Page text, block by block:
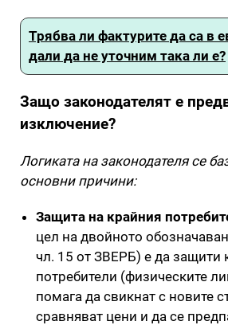
Трябва ли фактурите да са в
дали да не уточним така ли е?
Защо законодателят е
изключение?
Логиката на законодателя се
основни причини:
Защита на крайния
цел на двойното
чл. 15 от ЗВЕРБ) е да защити
потребители (физическите
помага да свикнат с новите
сравняват цени и да се